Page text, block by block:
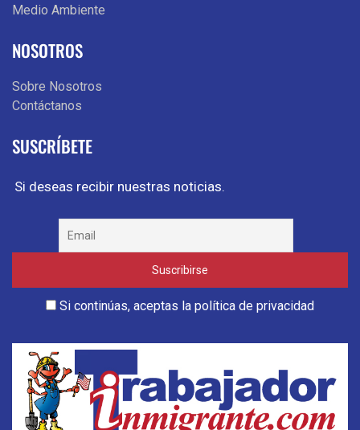
Medio Ambiente
NOSOTROS
Sobre Nosotros
Contáctanos
SUSCRÍBETE
Si deseas recibir nuestras noticias.
Si continúas, aceptas la política de privacidad